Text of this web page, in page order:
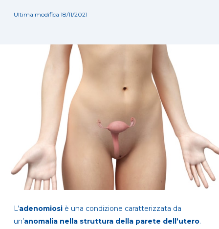
Ultima modifica 18/11/2021
L’adenomiosi è una condizione caratterizzata da
un’anomalia nella struttura della parete dell’utero.